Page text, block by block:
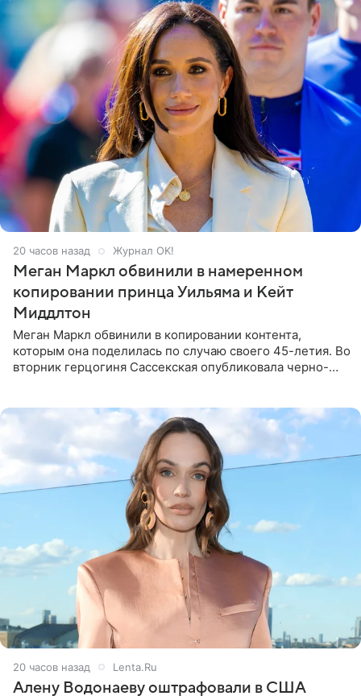
20 часов назад Журнал OK!
Меган Маркл обвинили в намеренном
копировании принца Уильяма и Кейт
Миддлтон
Меган Маркл обвинили в копировании контента,
которым она поделилась по случаю своего 45-летия. Во
вторник герцогиня Сассекская опубликовала черно-
20 часов назад Lenta.Ru
Алену Водонаеву оштрафовали в США